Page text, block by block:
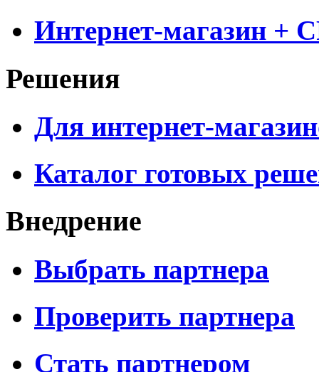
Интернет-магазин +
Решения
Для интернет-
Каталог готовых
Внедрение
Выбрать партнера
Проверить партнера
Стать партнером